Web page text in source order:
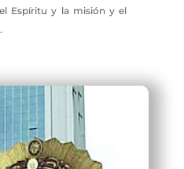
Espíritu y la misión y el